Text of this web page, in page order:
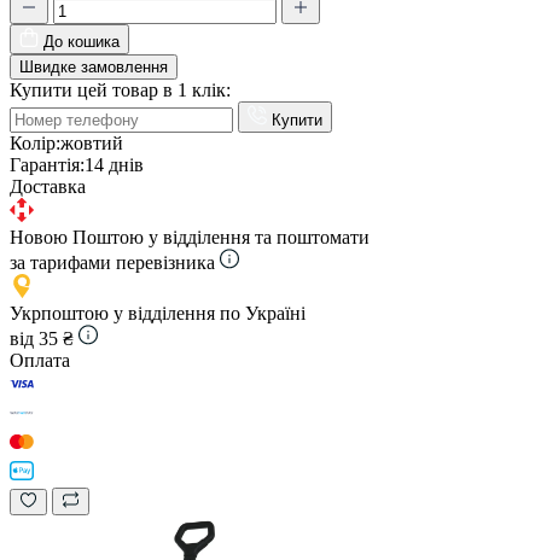
До кошика
Швидке замовлення
Купити цей товар в 1 клік:
Купити
Колір:жовтий
Гарантія:14 днів
Доставка
Новою Поштою у відділення та поштомати
за тарифами перевізника
Укрпоштою у відділення по Україні
від 35 ₴
Оплата